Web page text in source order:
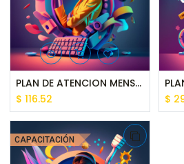
PLAN DE ATENCION MENSUAL UNO
$ 116.52
$
CAPACITACIÓN